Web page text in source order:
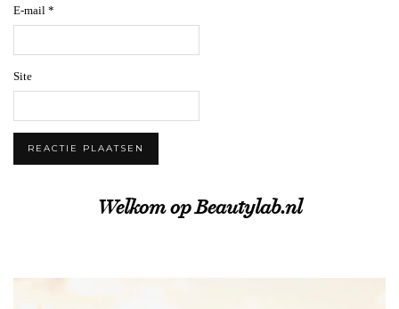
E-mail *
Site
Welkom op Beautylab.nl